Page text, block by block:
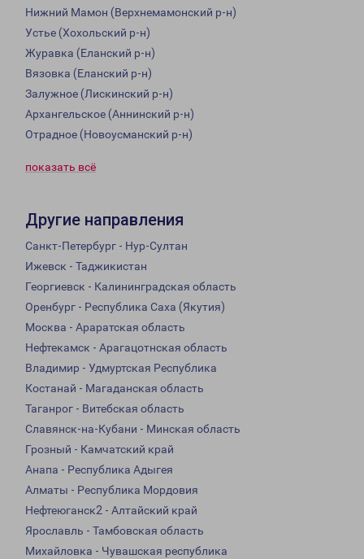
Нижний Мамон (Верхнемамонский р-н)
Устье (Хохольский р-н)
Журавка (Еланский р-н)
Вязовка (Еланский р-н)
Залужное (Лискинский р-н)
Архангельское (Аннинский р-н)
Отрадное (Новоусманский р-н)
показать всё
Другие направления
Санкт-Петербург - Нур-Султан
Ижевск - Таджикистан
Георгиевск - Калининградская область
Оренбург - Республика Саха (Якутия)
Москва - Араратская область
Нефтекамск - Арагацотнская область
Владимир - Удмуртская Республика
Костанай - Магаданская область
Таганрог - Витебская область
Славянск-на-Кубани - Минская область
Грозный - Камчатский край
Анапа - Республика Адыгея
Алматы - Республика Мордовия
Нефтеюганск2 - Алтайский край
Ярославль - Тамбовская область
Михайловка - Чувашская республика